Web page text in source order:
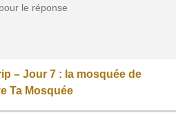
le réponse
– Jour 7 : la mosquée de
Ta Mosquée